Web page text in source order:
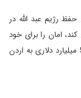
رژیم عبد الله در
امان را برای خود
حفظ کند و به همین منظور درصدد دادن کمک اقتصادی 5 میلیارد دلاری به اردن